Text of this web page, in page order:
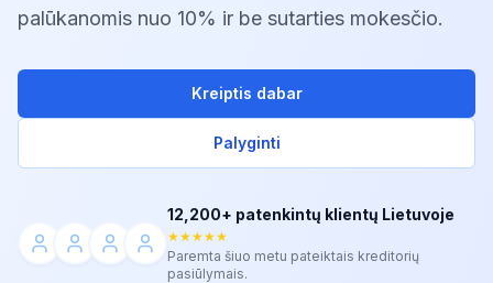
palūkanomis nuo 10% ir be sutarties mokesčio.
Kreiptis dabar
Palyginti
12,200+ patenkintų klientų Lietuvoje
★★★★★
Paremta šiuo metu pateiktais kreditorių
pasiūlymais.